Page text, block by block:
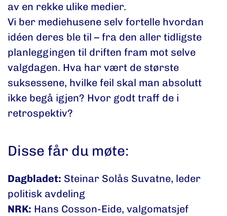
av en rekke ulike medier.
Vi ber mediehusene selv fortelle hvordan
idéen deres ble til – fra den aller tidligste
planleggingen til driften fram mot selve
valgdagen. Hva har vært de største
suksessene, hvilke feil skal man absolutt
ikke begå igjen? Hvor godt traff de i
retrospektiv?
Disse får du møte:
Dagbladet: Steinar Solås Suvatne, leder
politisk avdeling
NRK: Hans Cosson-Eide, valgomatsjef